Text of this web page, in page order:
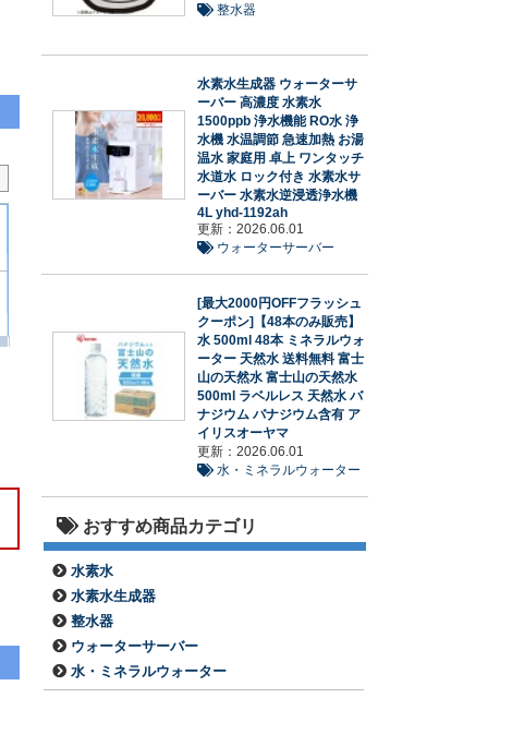
整水器
水素水生成器 ウォーターサ
ーバー 高濃度 水素水
1500ppb 浄水機能 RO水 浄
水機 水温調節 急速加熱 お湯
温水 家庭用 卓上 ワンタッチ
水道水 ロック付き 水素水サ
ーバー 水素水逆浸透浄水機
4L yhd-1192ah
更新：2026.06.01
ウォーターサーバー
[最大2000円OFFフラッシュ
クーポン]【48本のみ販売】
水 500ml 48本 ミネラルウォ
ーター 天然水 送料無料 富士
山の天然水 富士山の天然水
500ml ラベルレス 天然水 バ
ナジウム バナジウム含有 ア
イリスオーヤマ
更新：2026.06.01
水・ミネラルウォーター
おすすめ商品カテゴリ
水素水
水素水生成器
整水器
ウォーターサーバー
水・ミネラルウォーター